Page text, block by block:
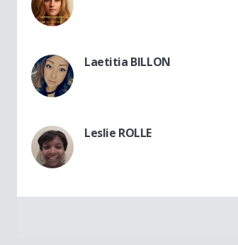
Laetitia BILLON
Leslie ROLLE